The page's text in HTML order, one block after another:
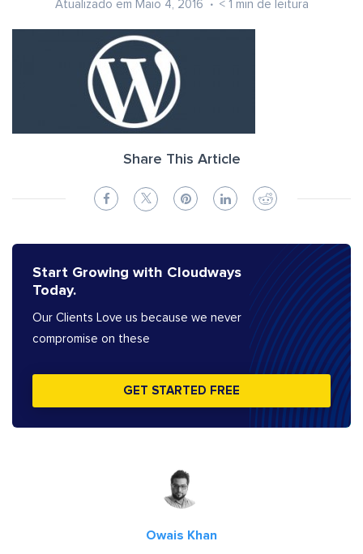
Atualizado em Maio 4, 2016 < 1 min de leitura
Share This Article
Start Growing with Cloudways
Today.
Our Clients Love us because we never
compromise on these
GET STARTED FREE
Owais Khan